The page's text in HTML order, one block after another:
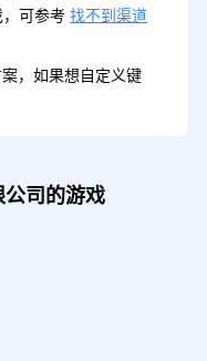
可参考 找不到渠道
，如果想自定义键
司的游戏